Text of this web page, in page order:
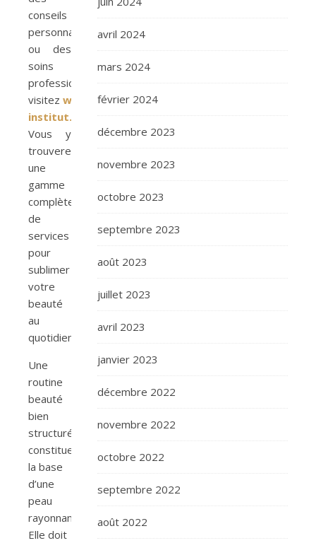
conseils
personnalisés
ou des
soins
professionnels,
visitez www.untempourelle-
institut.fr
Vous y
trouverez
une
gamme
complète
de
services
pour
sublimer
votre
beauté
au
quotidien.
Une
routine
beauté
bien
structurée
constitue
la base
d’une
peau
rayonnante.
Elle doit
avril 2024
mars 2024
février 2024
décembre 2023
novembre 2023
octobre 2023
septembre 2023
août 2023
juillet 2023
avril 2023
janvier 2023
décembre 2022
novembre 2022
octobre 2022
septembre 2022
août 2022